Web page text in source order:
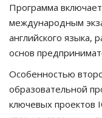
Программа
международным
английского языка,
основ
Особенностью
образовательной
ключевых проектов